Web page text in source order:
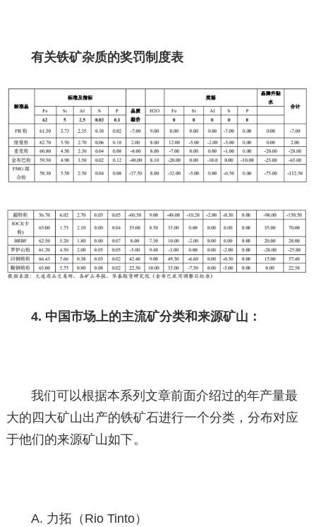
有关铁矿杂质的奖罚制度表
4. 中国市场上的主流矿分类和来源矿山：
我们可以根据本系列文章前面介绍过的年产量最
大的四大矿山出产的铁矿石进行一个分类，分布对应
于他们的来源矿山如下。
A. 力拓（Rio Tinto）